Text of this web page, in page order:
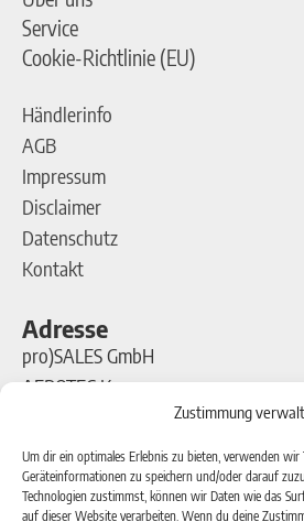
Zustimmung
Um dir ein optimales Erlebnis zu bieten, verwenden wir
Geräteinformationen zu speichern und/oder darauf
Technologien zustimmst, können wir Daten wie das
auf dieser Website verarbeiten. Wenn du deine
Service
Cookie-Richtlinie (EU)
Händlerinfo
AGB
Impressum
Disclaimer
Datenschutz
Kontakt
Adresse
pro)SALES GmbH
AEROTEC Kompressoren
Ferdinand-Porsche-Straße 16
63500 Seligenstadt